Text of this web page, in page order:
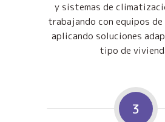
y sistemas de
trabajando con equipos
aplicando soluciones
tipo de
3